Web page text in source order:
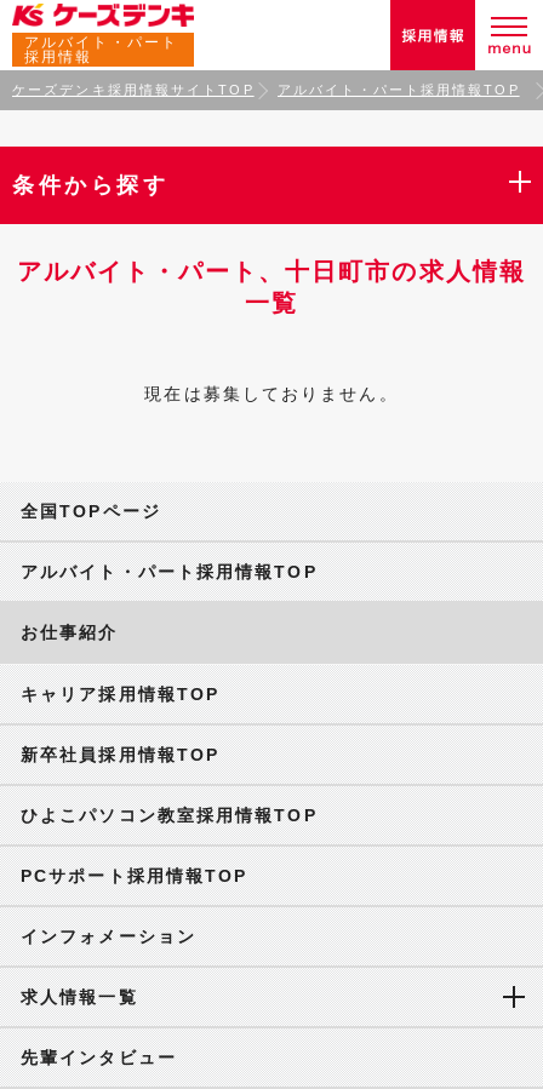
アルバイト・パート
採用情報
ケーズデンキ採用情報サイトTOP アルバイト・パート採用情報TOP
条件から探す
アルバイト・パート、十日町市の求人情報
一覧
現在は募集しておりません。
全国TOPページ
アルバイト・パート採用情報TOP
お仕事紹介
キャリア採用情報TOP
新卒社員採用情報TOP
ひよこパソコン教室採用情報TOP
PCサポート採用情報TOP
インフォメーション
求人情報一覧
先輩インタビュー